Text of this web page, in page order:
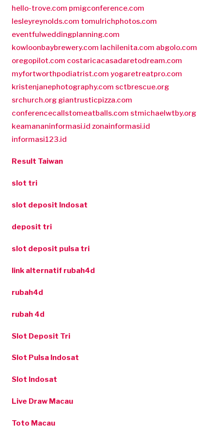
hello-trove.com pmigconference.com
lesleyreynolds.com tomulrichphotos.com
eventfulweddingplanning.com
kowloonbaybrewery.com lachilenita.com abgolo.com
oregopilot.com costaricacasadaretodream.com
myfortworthpodiatrist.com yogaretreatpro.com
kristenjanephotography.com sctbrescue.org
srchurch.org giantrusticpizza.com
conferencecallstomeatballs.com stmichaelwtby.org
keamananinformasi.id zonainformasi.id
informasi123.id
Result Taiwan
slot tri
slot deposit Indosat
deposit tri
slot deposit pulsa tri
link alternatif rubah4d
rubah4d
rubah 4d
Slot Deposit Tri
Slot Pulsa Indosat
Slot Indosat
Live Draw Macau
Toto Macau